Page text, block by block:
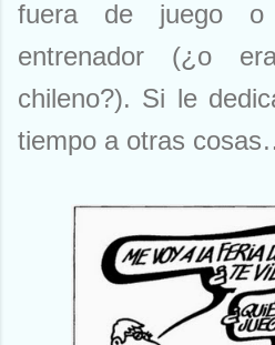
fuera de juego
entrenador (¿o
chileno?). Si le
tiempo a otras